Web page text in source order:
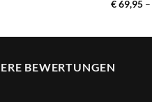
Bewertet
€69,95 –
BEWERTUNGEN